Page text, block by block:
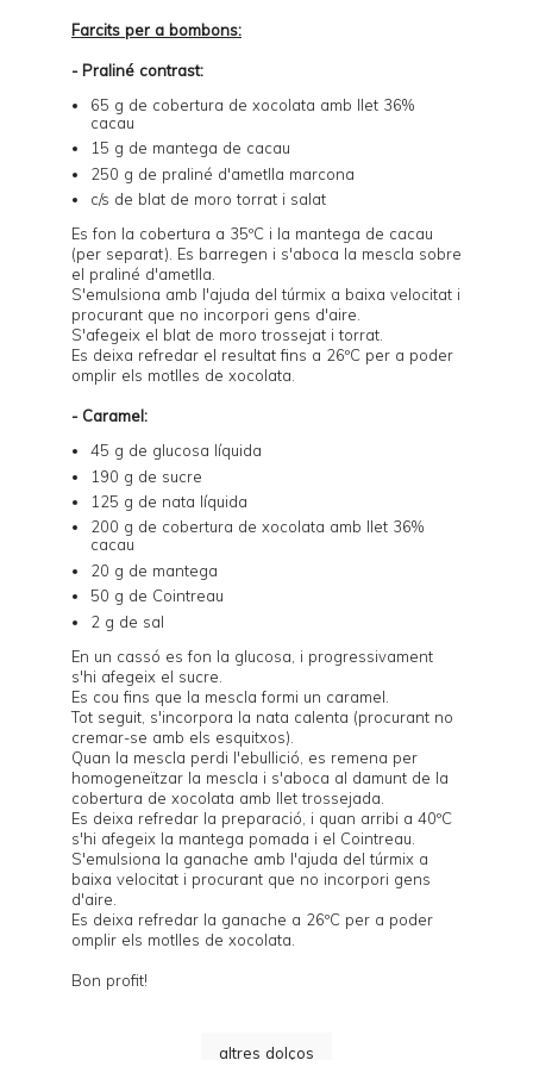
Farcits per a bombons:
- Praliné contrast:
65 g de cobertura de xocolata amb llet 36%
cacau
15 g de mantega de cacau
250 g de praliné d'ametlla marcona
c/s de blat de moro torrat i salat
Es fon la cobertura a 35ºC i la mantega de cacau
(per separat). Es barregen i s'aboca la mescla sobre
el praliné d'ametlla.
S'emulsiona amb l'ajuda del túrmix a baixa velocitat i
procurant que no incorpori gens d'aire.
S'afegeix el blat de moro trossejat i torrat.
Es deixa refredar el resultat fins a 26ºC per a poder
omplir els motlles de xocolata.
- Caramel:
45 g de glucosa líquida
190 g de sucre
125 g de nata líquida
200 g de cobertura de xocolata amb llet 36%
cacau
20 g de mantega
50 g de Cointreau
2 g de sal
En un cassó es fon la glucosa, i progressivament
s'hi afegeix el sucre.
Es cou fins que la mescla formi un caramel.
Tot seguit, s'incorpora la nata calenta (procurant no
cremar-se amb els esquitxos).
Quan la mescla perdi l'ebullició, es remena per
homogeneïtzar la mescla i s'aboca al damunt de la
cobertura de xocolata amb llet trossejada.
Es deixa refredar la preparació, i quan arribi a 40ºC
s'hi afegeix la mantega pomada i el Cointreau.
S'emulsiona la ganache amb l'ajuda del túrmix a
baixa velocitat i procurant que no incorpori gens
d'aire.
Es deixa refredar la ganache a 26ºC per a poder
omplir els motlles de xocolata.
Bon profit!
altres dolços